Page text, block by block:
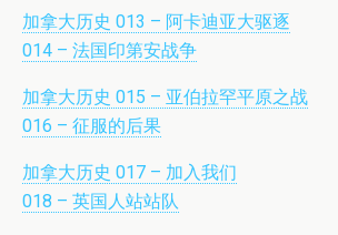
加拿大历史 013 – 阿卡迪亚大驱逐
014 – 法国印第安战争
加拿大历史 015 – 亚伯拉罕平原之战
016 – 征服的后果
加拿大历史 017 – 加入我们
018 – 英国人站站队